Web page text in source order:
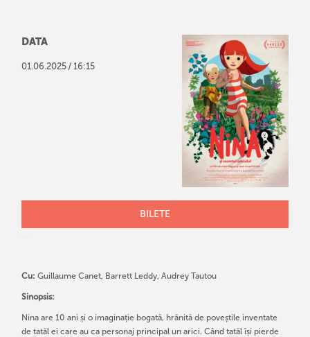
DATA
01 .06.2025 / 16:15
BILETE
Cu: Guillaume Canet, Barrett Leddy, Audrey Tautou
Sinopsis:
Nina are 10 ani și o imaginație bogată, hrănită de poveștile inventate
de tatăl ei care au ca personaj principal un arici. Când tatăl își pierde